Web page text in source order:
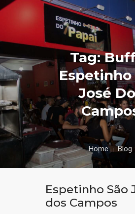
Tag:
Espetinho
José
Home Blog
Espetinho São
dos Campos